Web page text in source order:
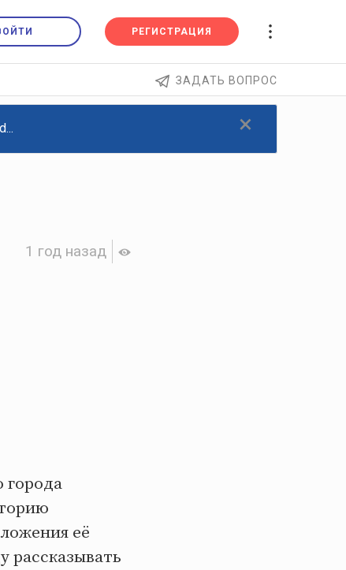
РЕГИСТРАЦИЯ
ЗАДАТЬ ВОПРОС
×
1 год назад
города
её
рассказывать